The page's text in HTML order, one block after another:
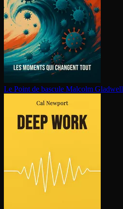
Le Point de bascule Malcolm Gladwell